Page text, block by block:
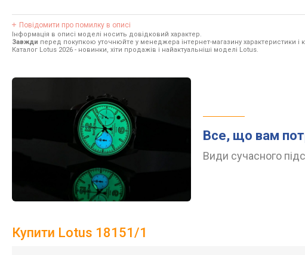
Повідомити про помилку в описі
Інформація в описі моделі носить довідковий характер.
Завжди перед покупкою уточнюйте у менеджера інтернет-магазину характеристики і
Каталог Lotus 2026 - новинки, хіти продажів і найактуальніші моделі Lotus.
Все, що вам
Види сучасного
Купити Lotus 18151/1